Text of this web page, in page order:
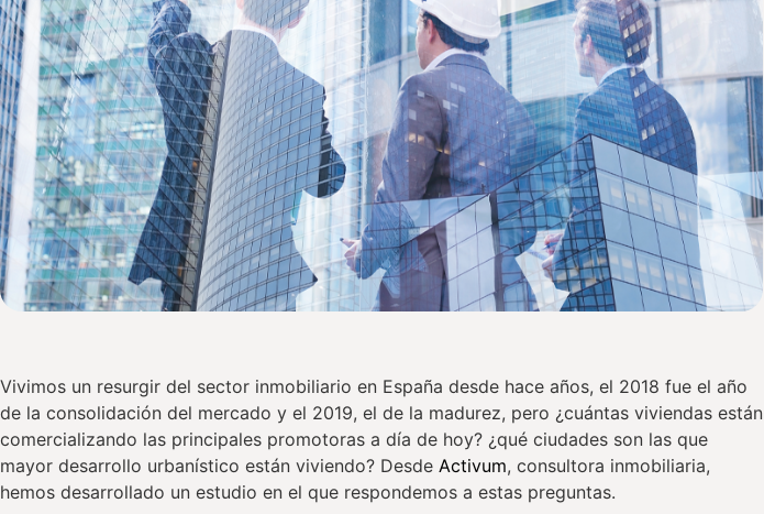
Vivimos un resurgir del sector inmobiliario en España desde hace años, el 2018 fue el año
de la consolidación del mercado y el 2019, el de la madurez, pero ¿cuántas viviendas están
comercializando las principales promotoras a día de hoy? ¿qué ciudades son las que
mayor desarrollo urbanístico están viviendo? Desde Activum, consultora inmobiliaria,
hemos desarrollado un estudio en el que respondemos a estas preguntas.